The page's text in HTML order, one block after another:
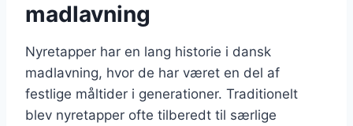
madlavning
Nyretapper har en lang historie i dansk
madlavning, hvor de har været en del af
festlige måltider i generationer. Traditionelt
blev nyretapper ofte tilberedt til særlige